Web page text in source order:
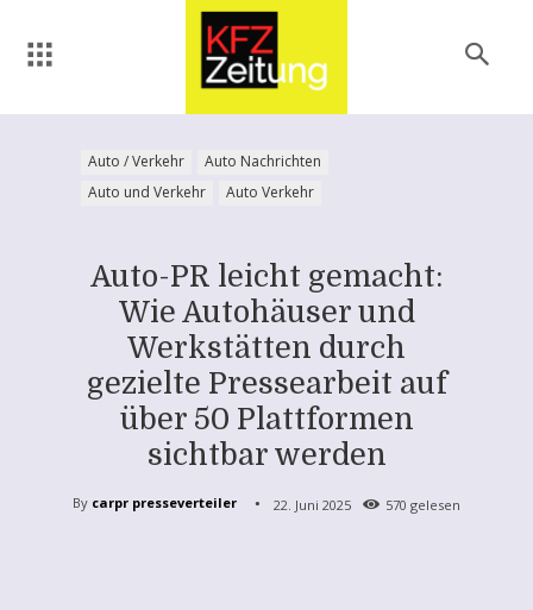
Auto / Verkehr
Auto Nachrichten
Auto und Verkehr
Auto Verkehr
Auto-PR leicht gemacht:
Wie Autohäuser und
Werkstätten durch
gezielte Pressearbeit auf
über 50 Plattformen
sichtbar werden
By carpr presseverteiler 22. Juni 2025 570 gelesen